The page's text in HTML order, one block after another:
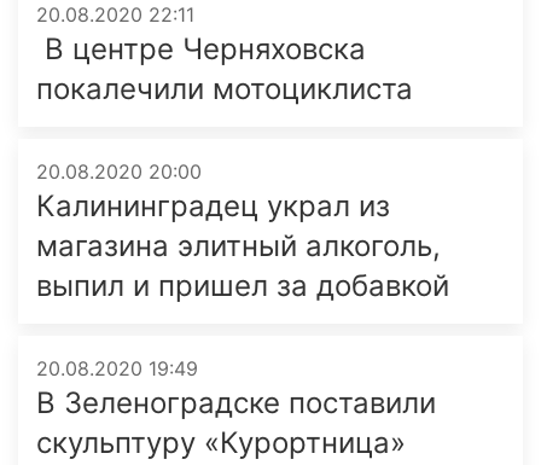
20.08.2020 22:11
В центре Черняховска
покалечили мотоциклиста
20.08.2020 20:00
Калининградец украл из
магазина элитный алкоголь,
выпил и пришел за добавкой
20.08.2020 19:49
В Зеленоградске поставили
скульптуру «Курортница»